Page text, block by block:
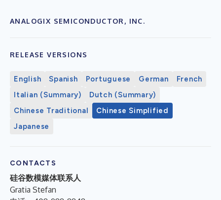
ANALOGIX SEMICONDUCTOR, INC.
RELEASE VERSIONS
English Spanish Portuguese German
French
Italian (Summary)
Dutch (Summary)
Chinese Traditional
Chinese Simplified
Japanese
CONTACTS
硅谷数模媒体联系人
Gratia Stefan